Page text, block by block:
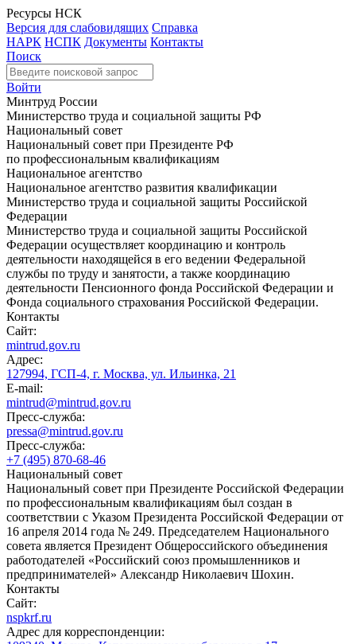
Ресурсы НСК
Версия для слабовидящих Справка
НАРК НСПК Документы Контакты
Поиск
Войти
Минтруд России
Министерство труда и социальной защиты РФ
Национальный совет
Национальный совет при Президенте РФ
по профессиональным квалификациям
Национальное агентство
Национальное агентство развития квалификации
Министерство труда и социальной защиты Российской
Федерации
Министерство труда и социальной защиты Российской
Федерации осуществляет координацию и контроль
деятельности находящейся в его ведении Федеральной
службы по труду и занятости, а также координацию
деятельности Пенсионного фонда Российской Федерации и
Фонда социального страхования Российской Федерации.
Контакты
Сайт:
mintrud.gov.ru
Адрес:
127994, ГСП-4, г. Москва, ул. Ильинка, 21
E-mail:
mintrud@mintrud.gov.ru
Пресс-служба:
pressa@mintrud.gov.ru
Пресс-служба:
+7 (495) 870-68-46
Национальный совет
Национальный совет при Президенте Российской Федерации
по профессиональным квалификациям был создан в
соответствии с Указом Президента Российской Федерации от
16 апреля 2014 года № 249. Председателем Национального
совета является Президент Общероссийского объединения
работодателей «Российский союз промышленников и
предпринимателей» Александр Николаевич Шохин.
Контакты
Сайт:
nspkrf.ru
Адрес для корреспонденции: